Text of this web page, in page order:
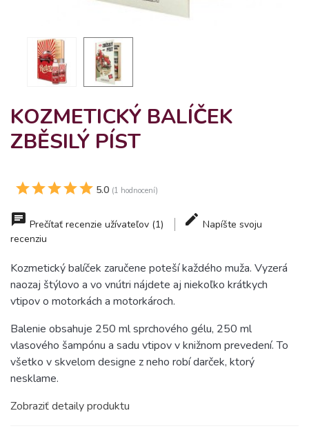
KOZMETICKÝ BALÍČEK
ZBĚSILÝ PÍST
5.0 (1 hodnocení)
Prečítať recenzie užívateľov (1)
Napíšte svoju
recenziu
Kozmetický balíček zaručene poteší každého muža. Vyzerá
naozaj štýlovo a vo vnútri nájdete aj niekoľko krátkych
vtipov o motorkách a motorkároch.
Balenie obsahuje 250 ml sprchového gélu, 250 ml
vlasového šampónu a sadu vtipov v knižnom prevedení. To
všetko v skvelom designe z neho robí darček, ktorý
nesklame.
Zobraziť detaily produktu